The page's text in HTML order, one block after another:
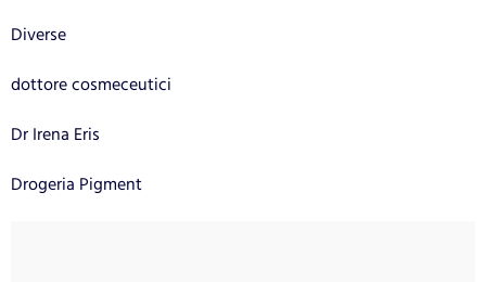
Diverse
dottore cosmeceutici
Dr Irena Eris
Drogeria Pigment